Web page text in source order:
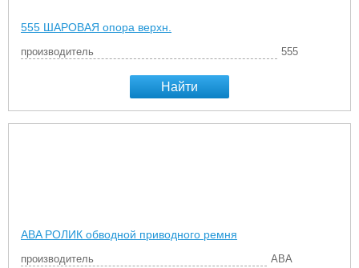
555 ШАРОВАЯ опора верхн.
производитель 555
Найти
ABA РОЛИК обводной приводного ремня
производитель ABA